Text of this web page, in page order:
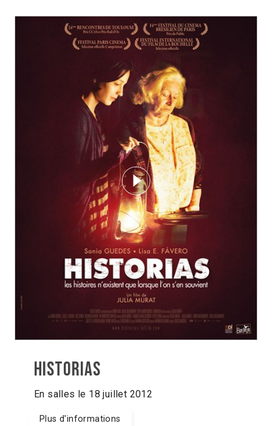
Historias
En salles le 18 juillet 2012
Plus d'informations